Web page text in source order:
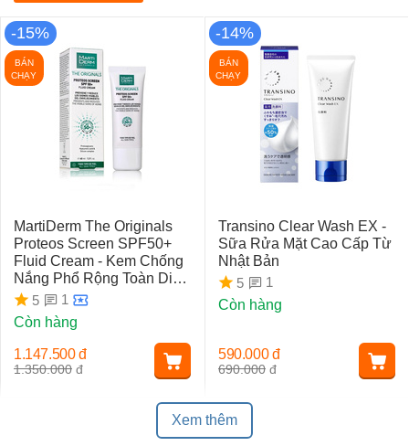
-15%
BÁN
CHẠY
MartiDerm The Originals
Proteos Screen SPF50+
Fluid Cream - Kem Chống
Nắng Phổ Rộng Toàn Diện
Ngừa Lão Hóa, Nám Da
5
1
Còn hàng
1.350.000 đ
1.147.500 đ
-14%
BÁN
CHẠY
Transino Clear Wash EX -
Sữa Rửa Mặt Cao Cấp Từ
Nhật Bản
5
1
Còn hàng
690.000 đ
590.000 đ
Xem thêm